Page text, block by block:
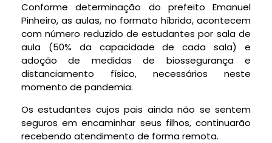
Conforme determinação do prefeito Emanuel
Pinheiro, as aulas, no formato híbrido, acontecem
com número reduzido de estudantes por sala de
aula (50% da capacidade de cada sala) e
adoção de medidas de biossegurança e
distanciamento físico, necessários neste
momento de pandemia.
Os estudantes cujos pais ainda não se sentem
seguros em encaminhar seus filhos, continuarão
recebendo atendimento de forma remota.